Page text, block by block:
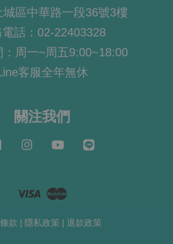
城區中華路一段36號3樓
電話：02-22403328
：周一~周五9:00~18:00
客服全年無休
關注我們
Facebook Instagram YouTube
Visa
款 | 隱私政策 | 退款政策